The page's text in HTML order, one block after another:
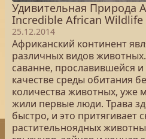
Удивительная Природа
Incredible African Wildlife
25.12.2014
Африканский континент
различных видов
саванне, прославившейся
качестве среды обитания
количества животных, уже
жили первые люди. Трава
быстро, и это притягивает
растительноядных